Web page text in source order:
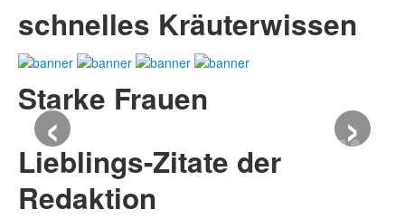
schnelles Kräuterwissen
Starke Frauen
‹ ›
Lieblings-Zitate der
Redaktion